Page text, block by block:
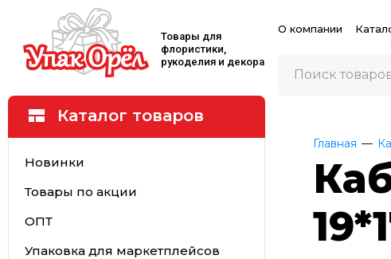
Товары для
флористики,
рукоделия и декора
О компании
Каталог товаров
Новинки
Товары по акции
ОПТ
Упаковка для маркетплейсов
Главная